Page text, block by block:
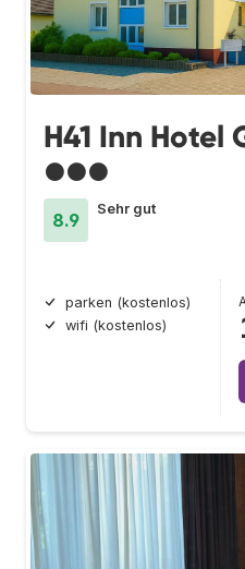
H41 Inn Hotel
●●●
8.9
Sehr gut
parken (kostenlos)
wifi (kostenlos)